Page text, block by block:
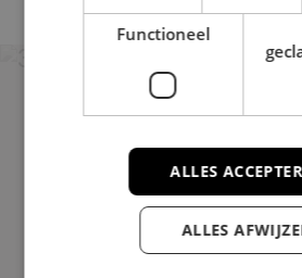
Uitstekend
Functioneel
ALLES
ALLES